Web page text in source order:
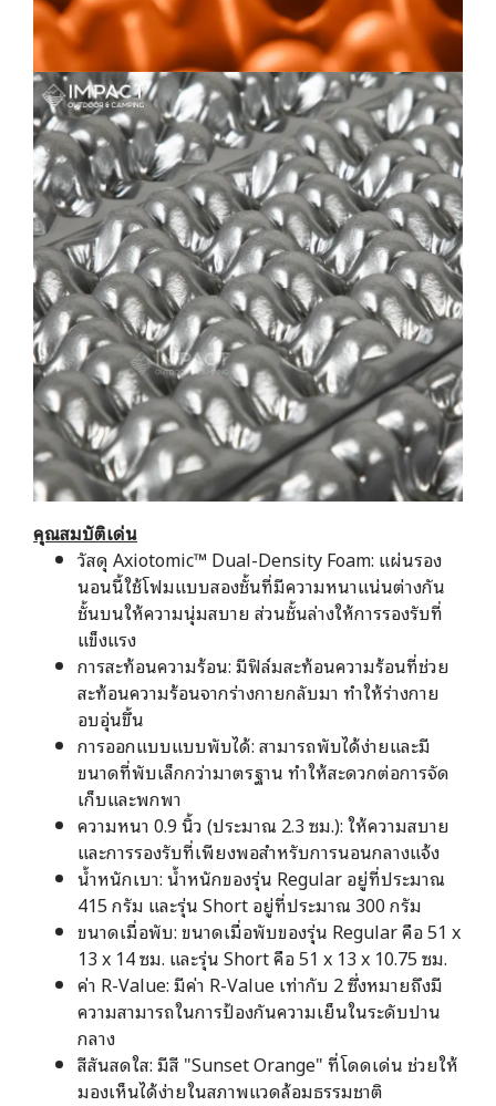
คุณสมบัติเด่น
วัสดุ Axiotomic™ Dual-Density Foam: แผ่นรอง
นอนนี้ใช้โฟมแบบสองชั้นที่มีความหนาแน่นต่างกัน
ชั้นบนให้ความนุ่มสบาย ส่วนชั้นล่างให้การรองรับที่
แข็งแรง
การสะท้อนความร้อน: มีฟิล์มสะท้อนความร้อนที่ช่วย
สะท้อนความร้อนจากร่างกายกลับมา ทำให้ร่างกาย
อบอุ่นขึ้น
การออกแบบแบบพับได้: สามารถพับได้ง่ายและมี
ขนาดที่พับเล็กกว่ามาตรฐาน ทำให้สะดวกต่อการจัด
เก็บและพกพา
ความหนา 0.9 นิ้ว (ประมาณ 2.3 ซม.): ให้ความสบาย
และการรองรับที่เพียงพอสำหรับการนอนกลางแจ้ง
น้ำหนักเบา: น้ำหนักของรุ่น Regular อยู่ที่ประมาณ
415 กรัม และรุ่น Short อยู่ที่ประมาณ 300 กรัม
ขนาดเมื่อพับ: ขนาดเมื่อพับของรุ่น Regular คือ 51 x
13 x 14 ซม. และรุ่น Short คือ 51 x 13 x 10.75 ซม.
ค่า R-Value: มีค่า R-Value เท่ากับ 2 ซึ่งหมายถึงมี
ความสามารถในการป้องกันความเย็นในระดับปาน
กลาง
สีสันสดใส: มีสี "Sunset Orange" ที่โดดเด่น ช่วยให้
มองเห็นได้ง่ายในสภาพแวดล้อมธรรมชาติ